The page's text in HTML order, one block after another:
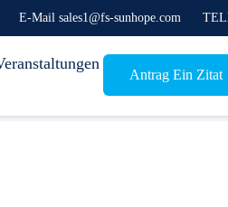
E-Mail sales1@fs-sunhope.com
Antrag Ein Zitat